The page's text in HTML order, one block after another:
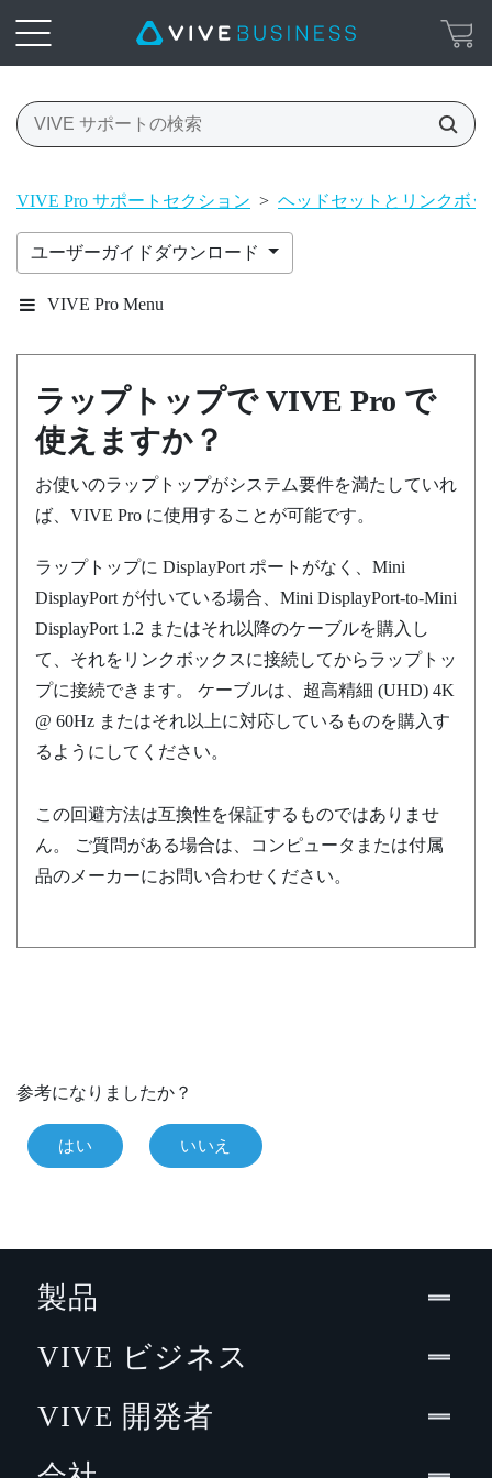
VIVE Pro サポートセクション > ヘッドセットとリンクボ
ユーザーガイドダウンロード
VIVE Pro Menu
ラップトップでVIVE Pro で
使えますか？
お使いのラップトップがシステム要件を満たしていれ
ば、 VIVE Pro に使用することが可能です。
ラップトップに DisplayPort ポートがなく、Mini
DisplayPort が付いている場合、Mini DisplayPort-to-Mini
DisplayPort 1.2 またはそれ以降のケーブルを購入し
て、それをリンクボックスに接続してからラップトッ
プに接続できます。 ケーブルは、超高精細 (UHD) 4K
@ 60Hz またはそれ以上に対応しているものを購入す
るようにしてください。
この回避方法は互換性を保証するものではありませ
ん。 ご質問がある場合は、コンピュータまたは付属
品のメーカーにお問い合わせください。
参考になりましたか？
はい いいえ
製品
VIVE ビジネス
VIVE 開発者